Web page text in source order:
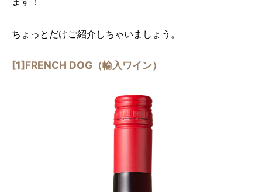
ちょっとだけご紹介しちゃいましょう。
[1]FRENCH DOG （輸入ワイン）